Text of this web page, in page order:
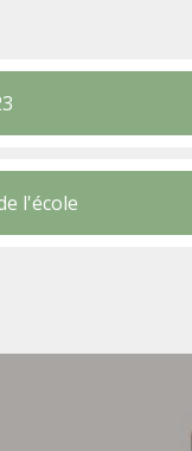
l'école